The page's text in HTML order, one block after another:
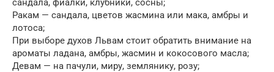
сандала, фиалки, клубники, сосны;
Ракам — сандала, цветов жасмина или мака, амбры и
лотоса;
При выборе духов Львам стоит обратить внимание на
ароматы ладана, амбры, жасмин и кокосового масла;
Девам — на пачули, миру, землянику, розу;